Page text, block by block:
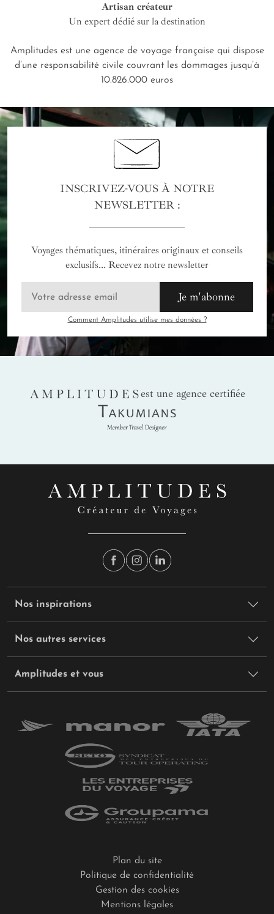
Artisan créateur
Un expert dédié sur la destination
Amplitudes est une agence de voyage française qui dispose
d’une responsabilité civile couvrant les dommages jusqu’à
10.826.000 euros
INSCRIVEZ-VOUS À NOTRE
NEWSLETTER :
Voyages thématiques, itinéraires originaux et conseils
exclusifs... Recevez notre newsletter
Je m'abonne
Comment Amplitudes utilise mes données ?
AMPLITUDES
est une agence certifiée
Takumians
Nos inspirations
Nos autres services
Amplitudes et vous
Plan du site
Politique de confidentialité
Gestion des cookies
Mentions légales